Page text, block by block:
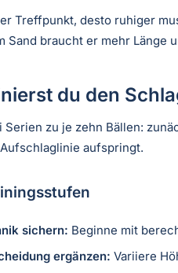
Treffpunkt, desto ruhiger
Sand braucht er mehr Länge
du den
Serien zu je zehn Bällen:
aufspringt.
sichern: Beginne mit
ergänzen: Variiere